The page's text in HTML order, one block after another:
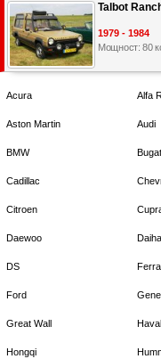
Talbot
1979 - 1984
Мощност: 80
Acura Alfa
Aston Martin Audi
BMW
Cadillac
Citroen
Daewoo
DS
Ford
Great Wall Haval
Hongqi